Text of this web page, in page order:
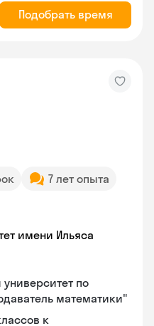
Подобрать время
7 лет опыта
имени Ильяса
по
математики"
к